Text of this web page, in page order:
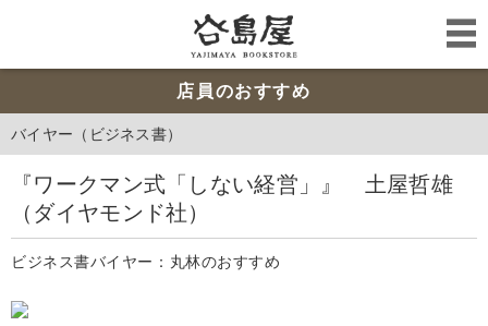
店員のおすすめ
バイヤー（ビジネス書）
『ワークマン式「しない経営」』 土屋哲雄
（ダイヤモンド社）
ビジネス書バイヤー：丸林のおすすめ